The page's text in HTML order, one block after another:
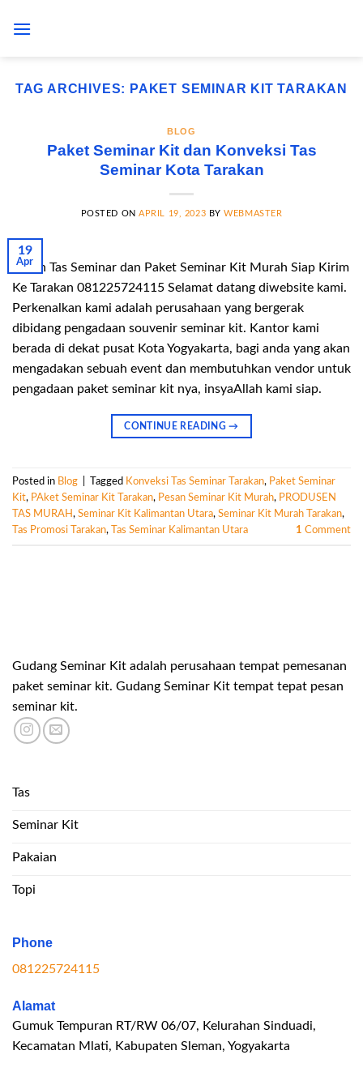
TAG ARCHIVES: PAKET SEMINAR KIT TARAKAN
BLOG
Paket Seminar Kit dan Konveksi Tas
Seminar Kota Tarakan
POSTED ONAPRIL 19, 2023 BYWEBMASTER
19
Apr
Pesan Tas Seminar dan Paket Seminar Kit Murah Siap Kirim
Ke Tarakan 081225724115 Selamat datang diwebsite kami.
Perkenalkan kami adalah perusahaan yang bergerak
dibidang pengadaan souvenir seminar kit. Kantor kami
berada di dekat pusat Kota Yogyakarta, bagi anda yang akan
mengadakan sebuah event dan membutuhkan vendor untuk
pengadaan paket seminar kit nya, insyaAllah kami siap.
CONTINUE READING→
Posted in Blog Tagged Konveksi Tas Seminar Tarakan, Paket Seminar
Kit, PAket Seminar Kit Tarakan, Pesan Seminar Kit Murah, PRODUSEN
TAS MURAH, Seminar Kit Kalimantan Utara, Seminar Kit Murah Tarakan,
Tas Promosi Tarakan, Tas Seminar Kalimantan Utara 1 Comment
Gudang Seminar Kit adalah perusahaan tempat pemesanan
paket seminar kit. Gudang Seminar Kit tempat tepat pesan
seminar kit.
Tas
Seminar Kit
Pakaian
Topi
Phone
081225724115
Alamat
Gumuk Tempuran RT/RW 06/07, Kelurahan Sinduadi,
Kecamatan Mlati, Kabupaten Sleman, Yogyakarta